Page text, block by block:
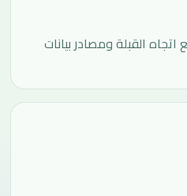
القبلة ومصادر بيانات